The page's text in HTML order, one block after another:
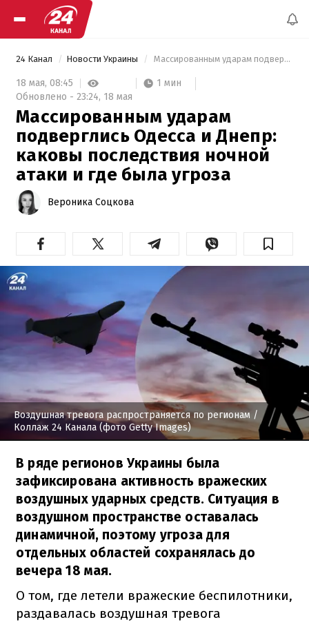
24 Канал Новости Украины Массированным ударам подверглись Одесса и Днепр: каковы последствия ночной атаки и где была угроза
18 мая, 08:45
1 мин
Обновлено - 23:24, 18 мая
Массированным ударам
подверглись Одесса и Днепр:
каковы последствия ночной
атаки и где была угроза
Вероника Соцкова
Воздушная тревога распространяется по регионам /
Коллаж 24 Канала (фото Getty Images)
В ряде регионов Украины была
зафиксирована активность вражеских
воздушных ударных средств. Ситуация в
воздушном пространстве оставалась
динамичной, поэтому угроза для
отдельных областей сохранялась до
вечера 18 мая.
О том, где летели вражеские беспилотники,
раздавалась воздушная тревога